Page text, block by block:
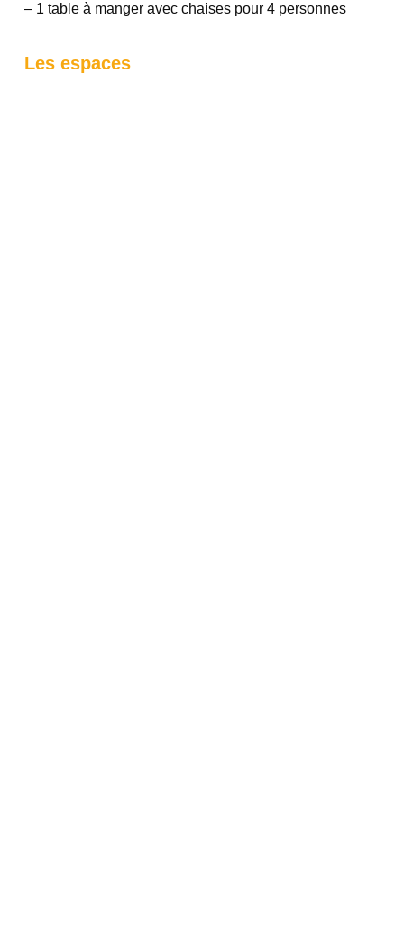
– 1 table à manger avec chaises pour 4 personnes
Les espaces